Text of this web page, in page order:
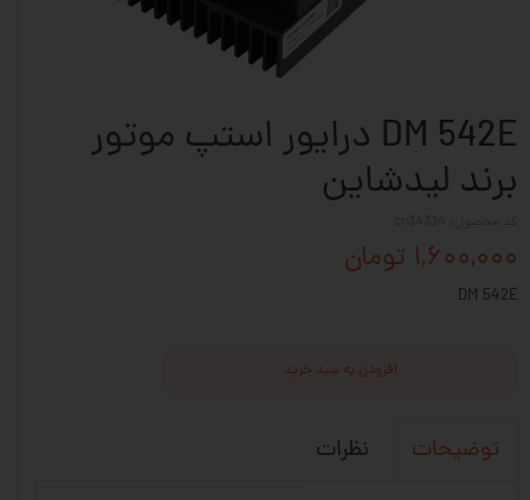
DM 542E درایور استپ موتور
برند لیدشاین
۱,۶۰۰,۰۰۰ تومان
DM 542E
افزودن به سبد خرید
توضیحات نظرات